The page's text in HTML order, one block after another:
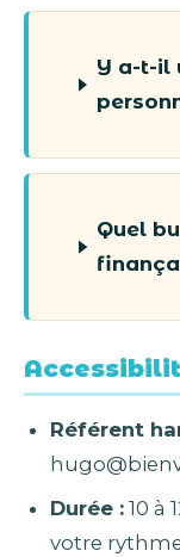
Y a-t-il
Quel
Référent
Durée :10 à
votre